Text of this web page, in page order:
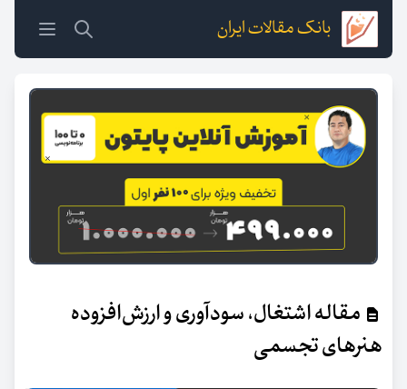
بانک مقالات ایران
مقاله اشتغال، سودآوری و ارزش‌افزوده
هنرهای تجسمی